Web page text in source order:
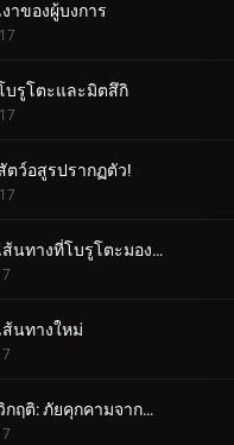
าของผู้บงการ
บรูโตะและมิตสึกิ
ตว์อสูรปรากฏตัว!
ตอนที่ 14 เส้นทางที่โบรูโตะมองเห็น
ส้นทางใหม่
ตอนที่ 16 วิกฤติ: ภัยคุกคามจากความล้มเหลว!